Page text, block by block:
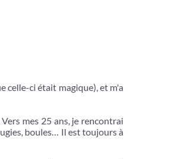
celle-ci était magique), et m'a
mes 25 ans, je rencontrai
boules… Il est toujours à